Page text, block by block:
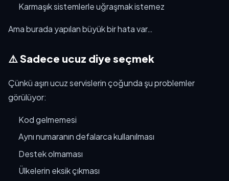
Karmaşık sistemlerle uğraşmak istemez
Ama burada yapılan büyük bir hata var…
⚠️ Sadece ucuz diye seçmek
Çünkü aşırı ucuz servislerin çoğunda şu problemler
görülüyor:
Kod gelmemesi
Aynı numaranın defalarca kullanılması
Destek olmaması
Ülkelerin eksik çıkması